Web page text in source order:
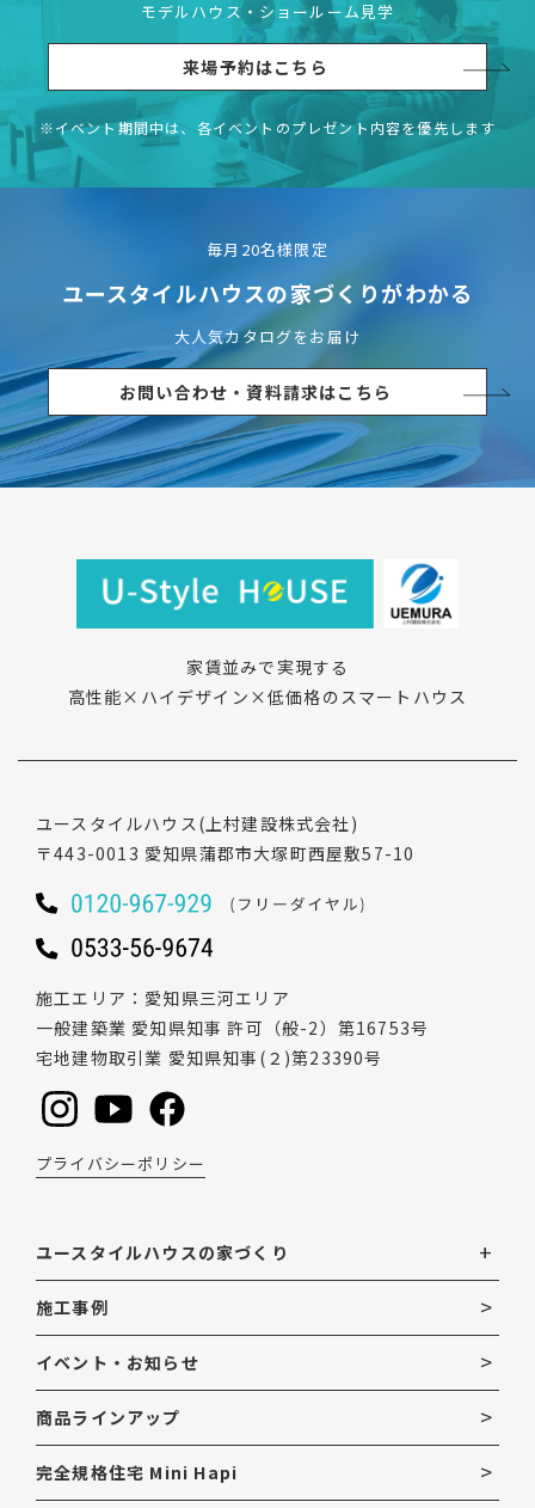
モデルハウス・ショールーム見学
来場予約はこちら
※イベント期間中は、各イベントのプレゼント内容を優先します
毎月20名様限定
ユースタイルハウスの家づくりがわかる
大人気カタログをお届け
お問い合わせ・資料請求はこちら
家賃並みで実現する
高性能×ハイデザイン×低価格のスマートハウス
ユースタイルハウス (上村建設株式会社)
〒443-0013 愛知県蒲郡市大塚町西屋敷57-10
施工エリア
愛知県三河エリア
一般建築業 愛知県知事 許可（般-2）第16753号
宅地建物取引業 愛知県知事(２)第23390号
プライバシーポリシー
ユースタイルハウスの家づくり
施工事例
イベント・お知らせ
商品ラインアップ
完全規格住宅 Mini Hapi